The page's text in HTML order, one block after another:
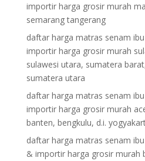
importir harga grosir murah
semarang tangerang
daftar harga matras senam
importir harga grosir murah
sulawesi utara, sumatera
sumatera utara
daftar harga matras senam
importir harga grosir murah
banten, bengkulu, d.i.
daftar harga matras senam
& importir harga grosir murah